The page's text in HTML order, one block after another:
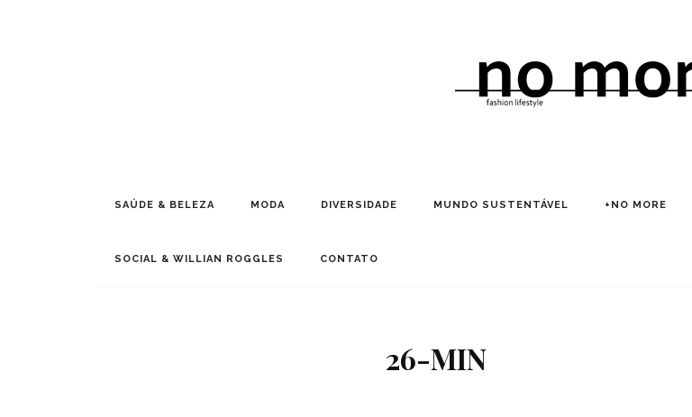
SAÚDE & BELEZA MODA DIVERSIDADE MUNDO SUSTENTÁVEL +NO MORE
SOCIAL & WILLIAN ROGGLES CONTATO
26-MIN